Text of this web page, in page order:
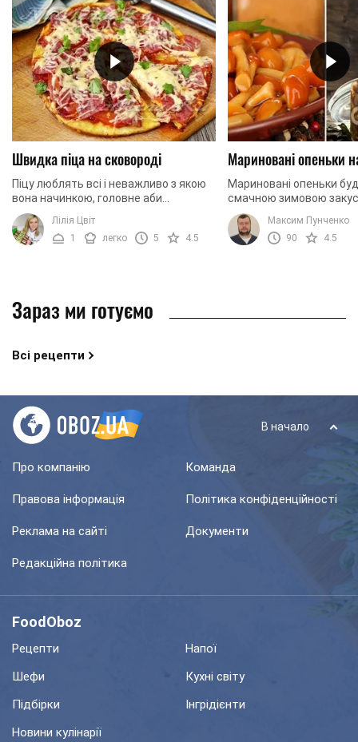
Швидка піца на сковороді
Піцу люблять всі і неважливо з якою
вона начинкою, головне аби
побільше. В такому випадку, що може
бути краще, ніж приготувати її
самостійно з ...
Лілія Цвіт
1
легко 5 4.5
Мариновані опеньки
Мариновані опеньки
смачною зимовою
приготуємо їх разом!
Максим Пунченко
90
4.5
Зараз ми готуємо
Всі рецепти
В начало
Про компанію Команда
Правова інформація Політика конфіденційності
Реклама на сайті Документи
Редакційна політика
FoodOboz
Рецепти
Напої
Шефи
Кухні світу
Підбірки
Інгрідієнти
Новини кулінарії